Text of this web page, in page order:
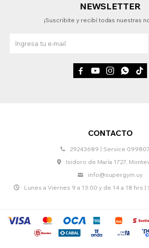
CONTACTO
29243689 | Service
Isidoro de María 1727,
info@supergym.uy
Lunes a Viernes 9 a 13:00 y de 14 a 18 hrs
NEWSLETTER
¡Suscribite y recibí todas nuestras
    